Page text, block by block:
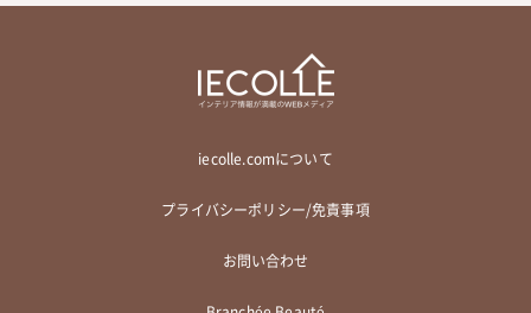
iecolle.comについて
プライバシーポリシー/免責事項
お問い合わせ